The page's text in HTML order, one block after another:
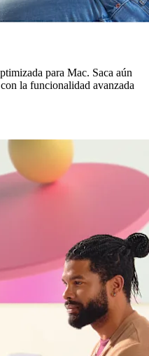
para Mac. Saca aún
la funcionalidad avanzada